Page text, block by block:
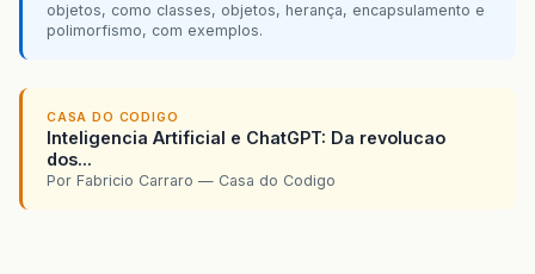
objetos, como classes, objetos, herança, encapsulamento e
polimorfismo, com exemplos.
CASA DO CODIGO
Inteligencia Artificial e ChatGPT: Da revolucao
dos...
Por Fabricio Carraro — Casa do Codigo